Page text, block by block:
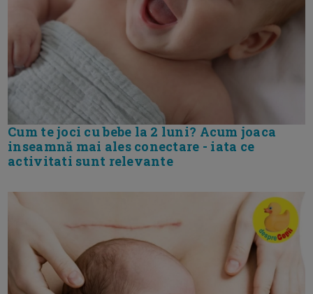
Cum te joci cu bebe la 2 luni? Acum joaca
inseamnă mai ales conectare - iata ce
activitati sunt relevante